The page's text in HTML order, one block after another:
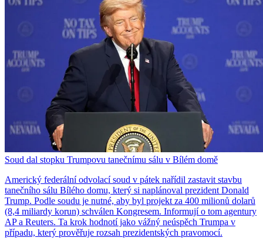
Soud dal stopku Trumpovu tanečnímu sálu v Bílém domě
Americký federální odvolací soud v pátek nařídil zastavit stavbu
tanečního sálu Bílého domu, který si naplánoval prezident Donald
Trump. Podle soudu je nutné, aby byl projekt za 400 milionů dolarů
(8,4 miliardy korun) schválen Kongresem. Informují o tom agentury
AP a Reuters. Ta krok hodnotí jako vážný neúspěch Trumpa v
případu, který prověřuje rozsah prezidentských pravomocí.